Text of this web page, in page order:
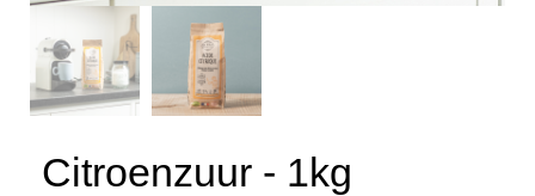
Citroenzuur - 1kg